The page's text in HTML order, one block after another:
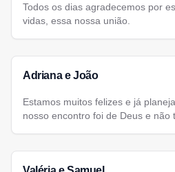
Todos os dias agradecemos por
vidas, essa nossa união.
Adriana e João
Estamos muitos felizes e já
nosso encontro foi de Deus e não